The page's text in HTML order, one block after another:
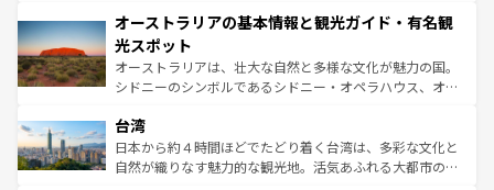
部のニューオーリンズでは、音楽と美食が融合した独特の
文化が魅力。旅行者はアメリカの各地域で異なる魅力を楽
しみながら、その多様性と豊かな歴史を感じることができ
るだろう。車でのロードトリップや列車の旅も、アメリカ
情報は
ワイ島は見逃せない。また、定番の観光地といえばオアフ
島だが、静かな自然を求めるならマウイ島やカウアイ島が
おすすめ。エメラルドグリーンに輝く海をはじめ、豊かな
文化や歴史が息づいている。「アロハスピリット」と呼ば
人々、おいしいローカルフードやハワイアンミュージッ
ク、伝統的なフラダンスなど、すべてがハワイの魅力を彩
っている。訪れるたびに新しい発見と感動が待っているハ
オーストラリアの基本情報と観光ガイド・有名観
光スポット
オーストラリアは、壮大な自然と多様な文化が魅力の国。
シドニーのシンボルであるシドニー・オペラハウス、オー
リアリーフや大陸中央部にそびえるウルル（エアーズロッ
ク）、タスマニアの美しい原生林やケアンズの熱帯雨林な
ど、見どころがたくさん。また、カフェやワイン、オージ
台湾
日本から約４時間ほどでたどり着く台湾は、多彩な文化と
自然が織りなす魅力的な観光地。活気あふれる大都市の台